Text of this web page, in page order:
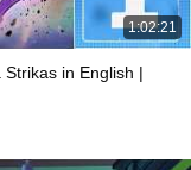
1:02:21
in English |